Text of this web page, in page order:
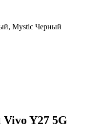
Mystic Черный
Y27 5G